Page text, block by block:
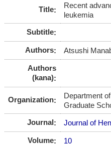
Title
Recent
leukemia
Subtitle
Authors Atsushi
Authors
(kana)
Organization
Department
Graduate
Journal
Journal of
Volume 10